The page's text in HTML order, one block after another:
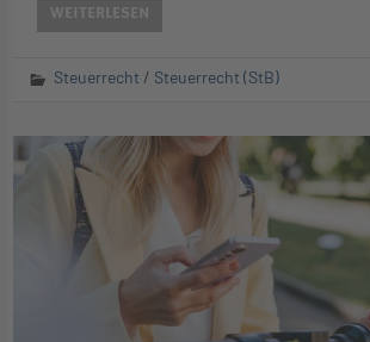
WEITERLESEN
Steuerrecht / Steuerrecht (StB)